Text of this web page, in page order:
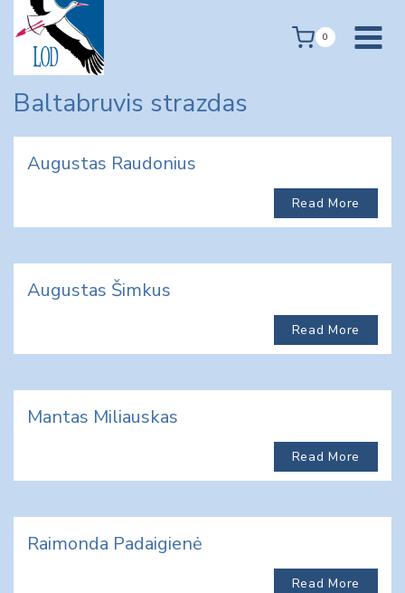
content
0
Baltabruvis strazdas
Augustas Raudonius
Read More
Augustas Šimkus
Read More
Mantas Miliauskas
Read More
Raimonda Padaigienė
Read More